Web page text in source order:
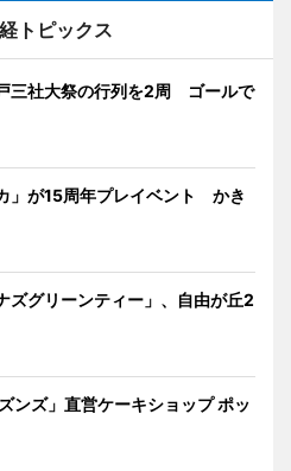
トピックス
三社大祭の行列を2周 ゴールで
」が15周年プレイベント かき
ズグリーンティー」、自由が丘2
ンズ」直営ケーキショップ ポッ